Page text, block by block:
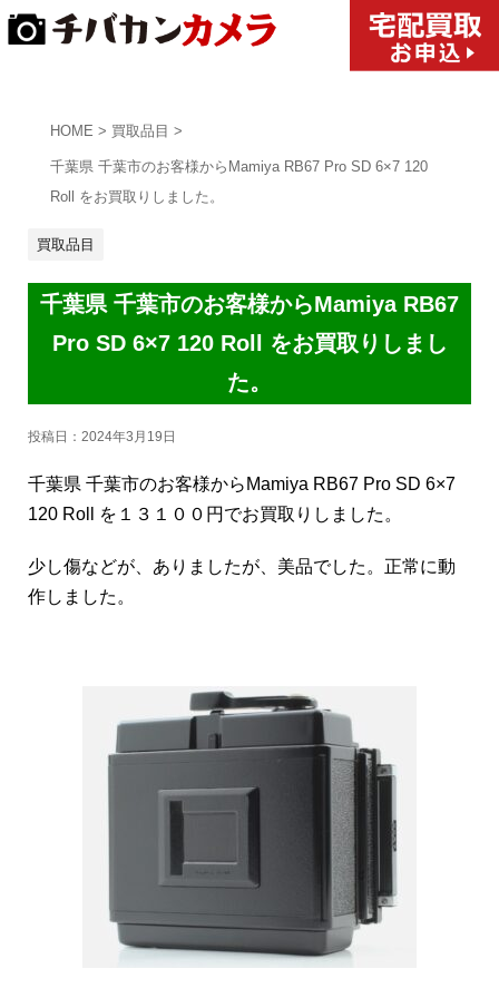
HOME > 買取品目 >
千葉県 千葉市のお客様からMamiya RB67 Pro SD 6×7 120
Roll をお買取りしました。
買取品目
千葉県 千葉市のお客様からMamiya RB67
Pro SD 6×7 120 Roll をお買取りしまし
た。
投稿日： 2024年3月19日
千葉県 千葉市のお客様からMamiya RB67 Pro SD 6×7
120 Roll を１３１００円でお買取りしました。
少し傷などが、ありましたが、美品でした。正常に動
作しました。